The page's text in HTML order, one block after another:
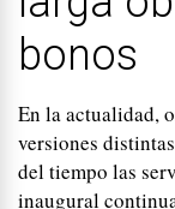
bonos
En la actualidad,
versiones
del tiempo las
inaugural